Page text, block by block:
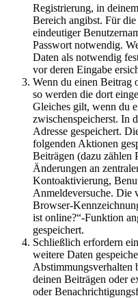
Registrierung, in
Bereich angibst. Für
eindeutiger
Passwort notwendig.
Daten als notwendig
vor deren Eingabe
Wenn du einen Beitrag
so werden die dort
Gleiches gilt, wenn du
zwischenspeicherst. In
Adresse gespeichert.
folgenden Aktionen
Beiträgen (dazu zählen
Änderungen an
Kontoaktivierung,
Anmeldeversuche. Die
Browser-
ist online?“-Funktion
gespeichert.
Schließlich erfordern
weitere Daten
Abstimmungsverhalten
deinen Beiträgen oder
oder